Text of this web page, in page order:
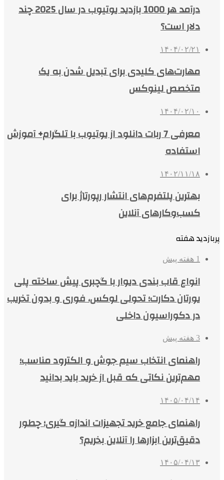
درآمد هر 1000 بازدید یوتیوب در سال 2025 چند
دلار است؟
۱۴۰۴/۰۲/۲۱
مهارت‌های کلیدی برای تبدیل شدن به یک
متخصص لینوکس
۱۴۰۴/۰۲/۱۰
معرفی 7 ربات دانلود از یوتیوب با تلگرام+ آموزش
استفاده
۱۴۰۲/۱۱/۱۸
بهترین پلتفرم‌های انتشار رپورتاژ برای
کسب‌وکارهای آنلاین
پربازدید هفته
1 هفته پیش
انواع قاب بندی دیوار با گچبری پیش ساخته پلی
یورتان دکارت؛ تحولی لوکس، فوری و بدون تخریب
در دکوراسیون داخلی
3 هفته پیش
راهنمای انتخاب سیم جوش و الکترود مناسب؛
مهم‌ترین نکاتی که قبل از خرید باید بدانید
۱۴۰۵/۰۴/۱۴
راهنمای جامع خرید تجهیزات اندازه گیری؛ چطور
دقیق‌ترین ابزارها را آنلاین بخریم؟
۱۴۰۵/۰۴/۱۳